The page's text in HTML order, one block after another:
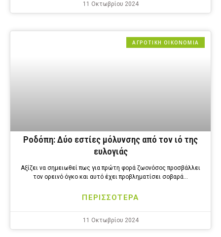
11 Οκτωβρίου 2024
ΑΓΡΟΤΙΚΗ ΟΙΚΟΝΟΜΙΑ
Ροδόπη: Δύο εστίες μόλυνσης από τον ιό της
ευλογιάς
Αξίζει να σημειωθεί πως για πρώτη φορά ζωονόσος προσβάλλει
τον ορεινό όγκο και αυτό έχει προβληματίσει σοβαρά…
ΠΕΡΙΣΣΟΤΕΡΑ
11 Οκτωβρίου 2024